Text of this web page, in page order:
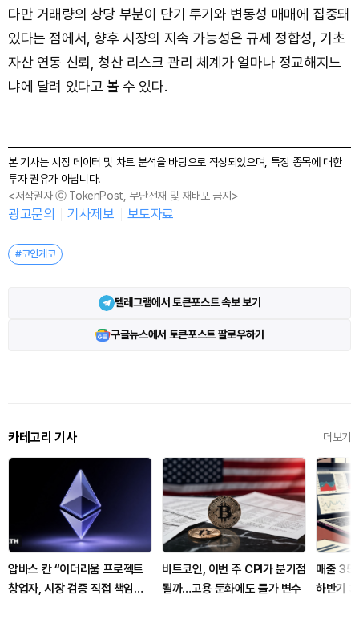
다만 거래량의 상당 부분이 단기 투기와 변동성 매매에 집중돼
있다는 점에서, 향후 시장의 지속 가능성은 규제 정합성, 기초
자산 연동 신뢰, 청산 리스크 관리 체계가 얼마나 정교해지느
냐에 달려 있다고 볼 수 있다.
본 기사는 시장 데이터 및 차트 분석을 바탕으로 작성되었으며, 특정 종목에 대한
투자 권유가 아닙니다.
<저작권자 ⓒ TokenPost, 무단전재 및 재배포 금지>
광고문의 기사제보 보도자료
#코인게코
텔레그램에서 토큰포스트 속보 보기
구글뉴스에서 토큰포스트 팔로우하기
카테고리 기사 더보기
압바스 칸 “이더리움 프로젝트
창업자, 시장 검증 직접 책임져
비트코인, 이번 주 CPI가 분기점
될까…고용 둔화에도 물가 변수
매출
하반기